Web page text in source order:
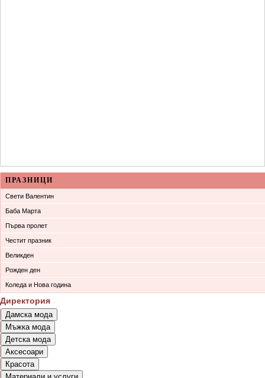
ПРАЗНИЦИ
Свети Валентин
Баба Марта
Първа пролет
Честит празник
Великден
Рожден ден
Коледа и Нова година
Директория
Дамска мода
Връхни облекла
Официални облекла
Булчински рокли
Спортни облекла
Мъжка мода
Връхни облекла
Официални облекла
Спортни облекла
Детска мода
Детски дрехи
Бебешки дрехи
Аксесоари
Бижута
Красота